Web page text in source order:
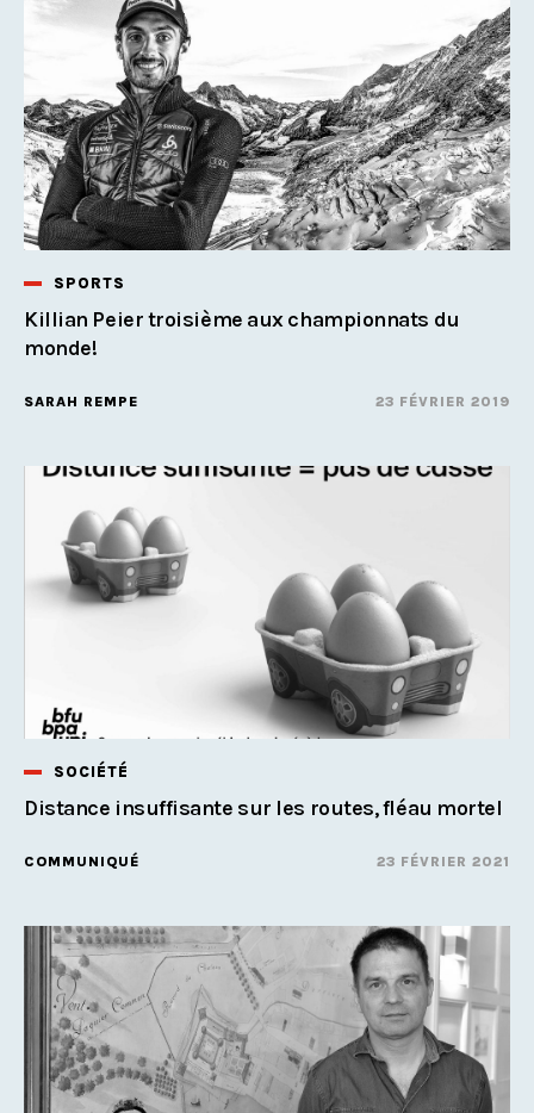
SPORTS
Killian Peier troisième aux championnats du
monde!
SARAH REMPE 23 FÉVRIER 2019
SOCIÉTÉ
Distance insuffisante sur les routes, fléau mortel
COMMUNIQUÉ 23 FÉVRIER 2021